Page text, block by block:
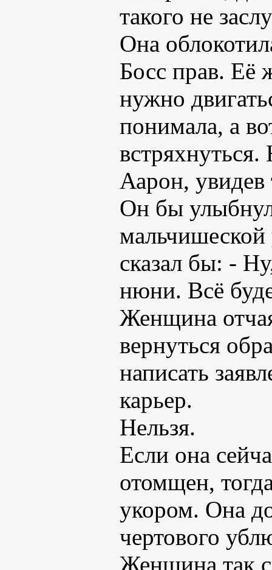
такого не
Она
Босс прав. Её
нужно
понимала, а
Аарон, увидев
Он бы
мальчишеской
сказал бы: -
нюни. Всё
Женщина
вернуться
написать
карьер.
Нельзя.
Если она
отомщен,
укором. Она
чертового
Женщина так